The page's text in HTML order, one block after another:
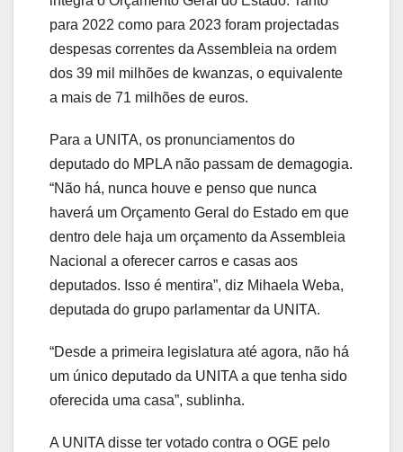
para 2022 como para 2023 foram projectadas
despesas correntes da Assembleia na ordem
dos 39 mil milhões de kwanzas, o equivalente
a mais de 71 milhões de euros.
Para a UNITA, os pronunciamentos do
deputado do MPLA não passam de demagogia.
“Não há, nunca houve e penso que nunca
haverá um Orçamento Geral do Estado em que
dentro dele haja um orçamento da Assembleia
Nacional a oferecer carros e casas aos
deputados. Isso é mentira”, diz Mihaela Weba,
deputada do grupo parlamentar da UNITA.
“Desde a primeira legislatura até agora, não há
um único deputado da UNITA a que tenha sido
oferecida uma casa”, sublinha.
A UNITA disse ter votado contra o OGE pelo